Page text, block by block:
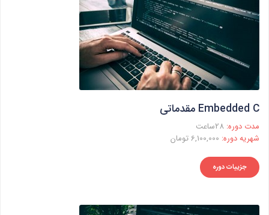
Embedded C مقدماتی
مدت دوره:
شهریه دوره:
جزییات دوره